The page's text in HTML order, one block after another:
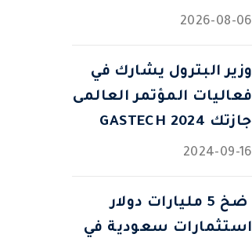
2026-08-06
وزير البترول يشارك في
فعاليات المؤتمر العالمى
جازتك 2024 GASTECH
2024-09-16
⁠ ضخ 5 مليارات دولار
استثمارات سعودية في